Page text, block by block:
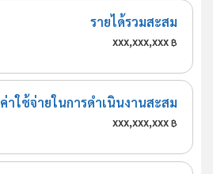
รายได้รวมสะสม
xxx,xxx,xxx฿
ค่าใช้จ่ายในการดำเนินงานสะสม
xxx,xxx,xxx฿